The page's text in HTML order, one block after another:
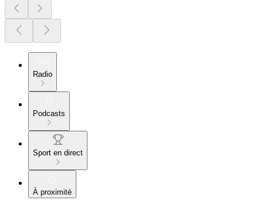
Radio
Podcasts
Sport en direct
À proximité